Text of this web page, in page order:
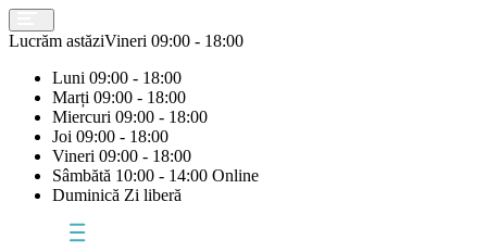
Lucrăm astăziVineri 09:00 - 18:00
Luni 09:00 - 18:00
Marți 09:00 - 18:00
Miercuri 09:00 - 18:00
Joi 09:00 - 18:00
Vineri 09:00 - 18:00
Sâmbătă 10:00 - 14:00 Online
Duminică Zi liberă